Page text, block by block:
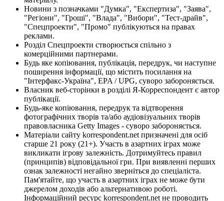
Новини з позначками "Думка", "Експертиза", "Заява",
"Регіони", "Гроші", "Влада", "Вибори", "Тест-драйв",
"Спецпроекти", "Промо" публікуються на правах
реклами.
Розділ Спецпроекти створюється спільно з
комерційними партнерами.
Будь яке копіювання, публікація, передрук, чи наступне
поширення інформації, що містить посилання на
"Інтерфакс-Україна", EPA / UPG, суворо забороняється.
Власник веб-сторінки в розділі Я-Корреспондент є автор
публікації.
Будь-яке копіювання, передрук та відтворення
фотографічних творів та/або аудіовізуальних творів
правовласника Getty Images - суворо забороняється.
Матеріали сайту korrespondent.net призначені для осіб
старше 21 року (21+). Участь в азартних іграх може
викликати ігрову залежність. Дотримуйтесь правил
(принципів) відповідальної гри. При виявленні перших
ознак залежності негайно зверніться до спеціаліста.
Пам'ятайте, що участь в азартних іграх не може бути
джерелом доходів або альтернативою роботі.
Інформаційний ресурс korrespondent.net не проводить